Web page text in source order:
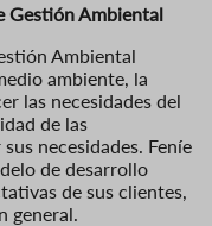
Gestión Ambiental
Ambiental
ambiente, la
las necesidades del
de las
necesidades. Feníe
de desarrollo
de sus clientes,
general.